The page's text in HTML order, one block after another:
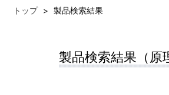
トップ > 製品検索結果
製品検索結果（原